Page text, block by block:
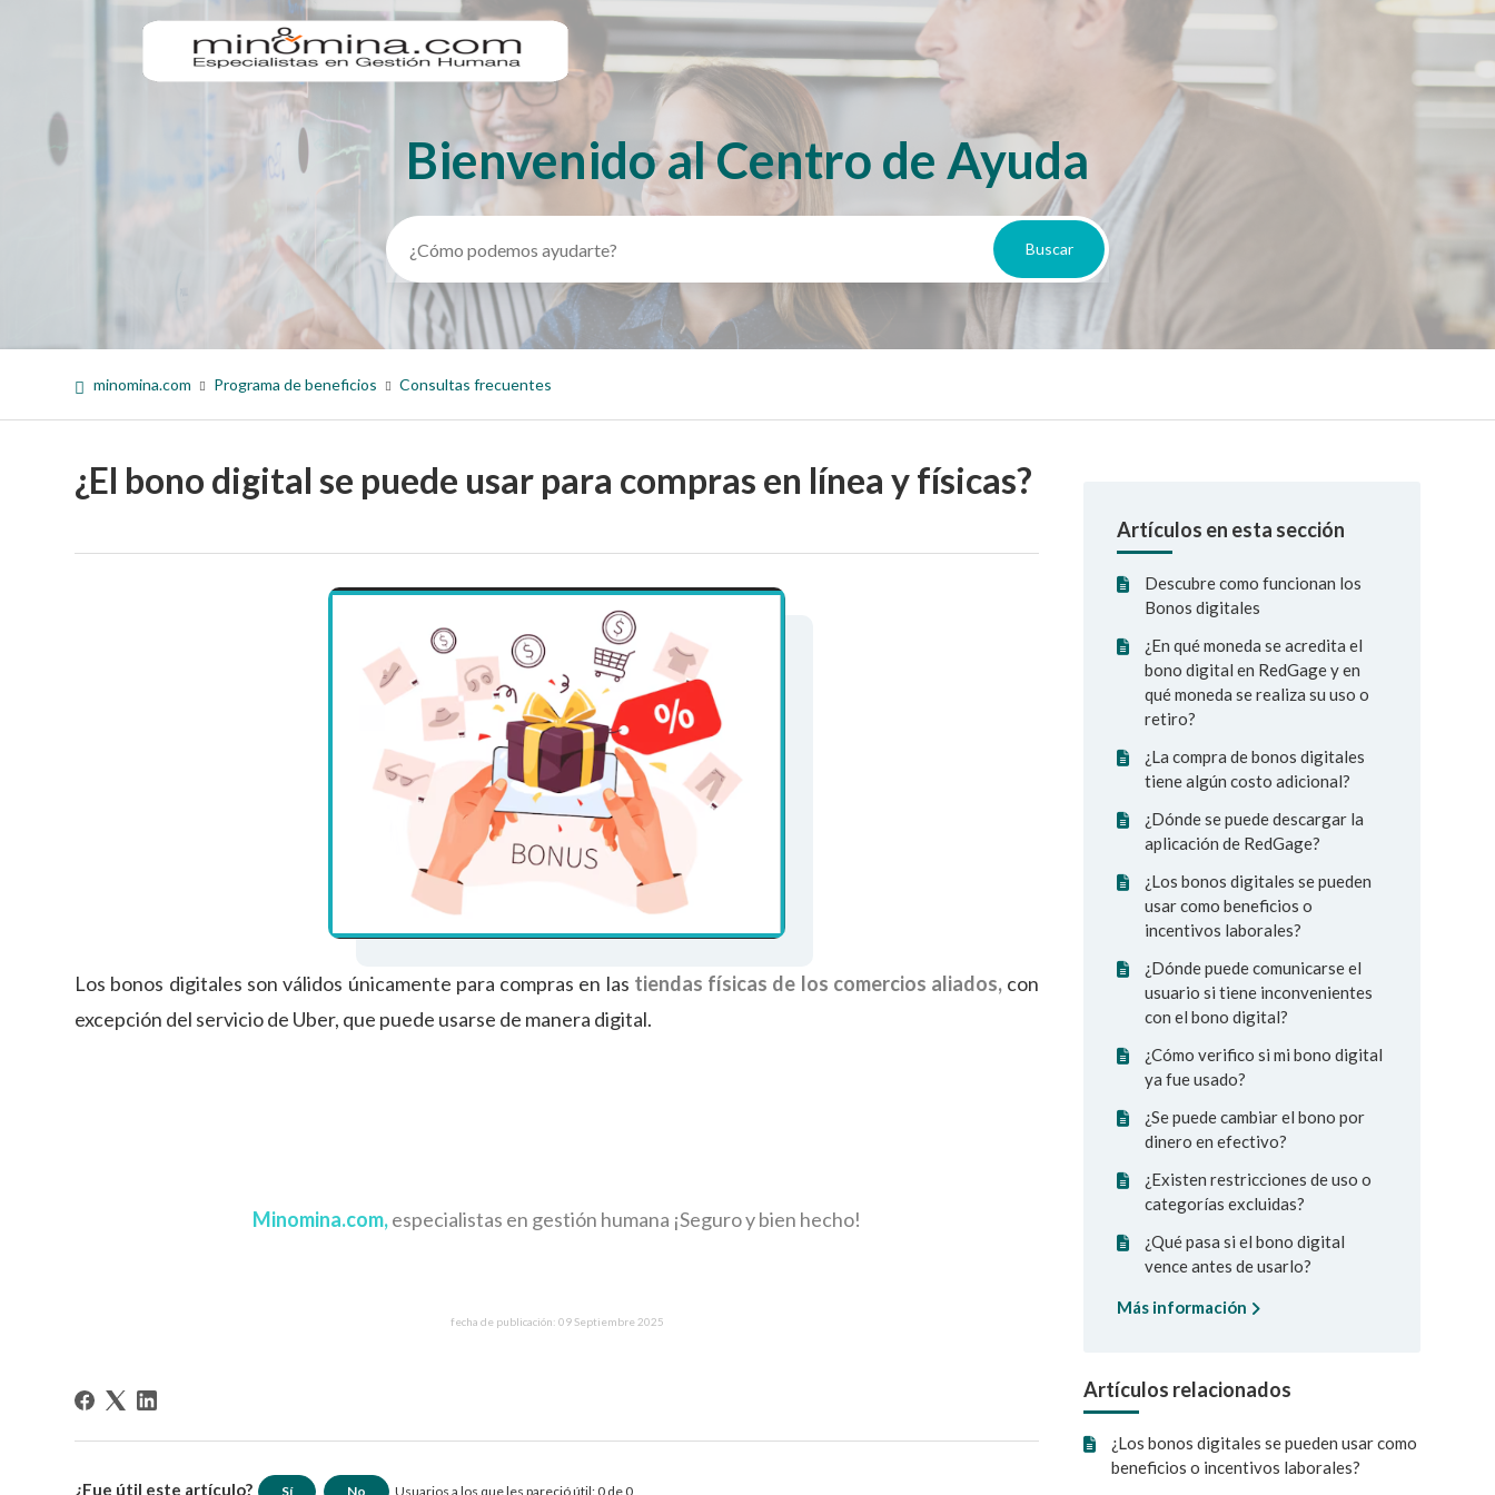
Búsqueda
Bienvenido al Centro de Ayuda
minomina.com Programa de beneficios Consultas frecuentes
Artículos en esta sección
Descubre como funcionan los
Bonos digitales
¿En qué moneda se acredita el
bono digital en RedGage y en
qué moneda se realiza su uso o
retiro?
¿La compra de bonos digitales
tiene algún costo adicional?
¿Dónde se puede descargar la
aplicación de RedGage?
¿Los bonos digitales se pueden
usar como beneficios o
incentivos laborales?
¿Dónde puede comunicarse el
usuario si tiene inconvenientes
con el bono digital?
¿Cómo verifico si mi bono digital
ya fue usado?
¿Se puede cambiar el bono por
dinero en efectivo?
¿Existen restricciones de uso o
categorías excluidas?
¿Qué pasa si el bono digital
vence antes de usarlo?
Más información
Artículos relacionados
¿Los bonos digitales se pueden usar como
beneficios o incentivos laborales?
¿El bono digital se puede usar para compras en línea y físicas?
Los bonos digitales son válidos únicamente para compras en las tiendas físicas de los comercios aliados, con
excepción del servicio de Uber, que puede usarse de manera digital.
Minomina.com,especialistas en gestión humana ¡Seguro y bien hecho!
fecha de publicación: 09 Septiembre 2025
¿Fue útil este artículo? Sí No Usuarios a los que les pareció útil: 0 de 0